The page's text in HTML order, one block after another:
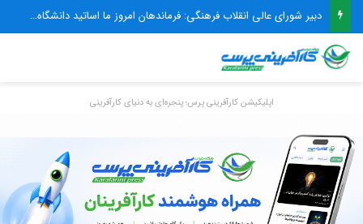
دبیر شورای عالی انقلاب فرهنگی: فرماندهان امروز ما اساتید دانشگاه و صاحب‌نظران حوزه علم و فناوری هستند
اپلیکیشن کارآفرینی پرس؛ پنجره‌ای به دنیای کارآفرینی